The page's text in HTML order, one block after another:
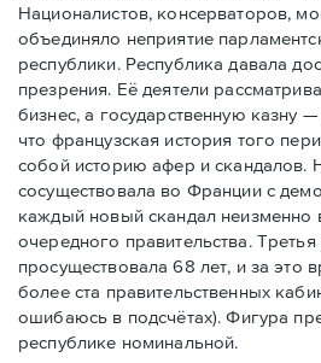
Националистов, консерваторов,
объединяло неприятие
республики. Республика давала
презрения. Её деятели
бизнес, а государственную казну
что французская история того
собой историю афер и скандалов.
сосуществовала во Франции с
каждый новый скандал неизменно
очередного правительства. Третья
просуществовала 68 лет, и за это
более ста правительственных
ошибаюсь в подсчётах). Фигура
республике номинальной.